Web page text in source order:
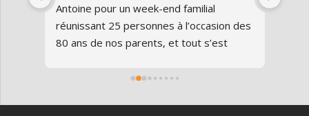
Antoine pour un week-end familial
réunissant 25 personnes à l’occasion des
80 ans de nos parents, et tout s’est
domaine est superbe, très bien